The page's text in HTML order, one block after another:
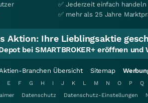
✅ Jederzeit einfach
✅ mehr als 25 Jahre
Aktion: Ihre Lieblingsaktie
bei SMARTBROKER+ eröffnen
Branchen Übersicht Sitemap
E F G H I J K L M N O P Q
Datenschutz Datenschutz-Einstellungen